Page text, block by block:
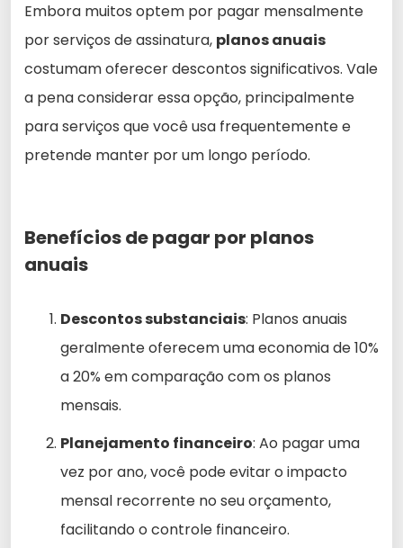
Embora muitos optem por pagar mensalmente
por serviços de assinatura, planos anuais
costumam oferecer descontos significativos. Vale
a pena considerar essa opção, principalmente
para serviços que você usa frequentemente e
pretende manter por um longo período.
Benefícios de pagar por planos
anuais
Descontos substanciais: Planos anuais
geralmente oferecem uma economia de 10%
a 20% em comparação com os planos
mensais.
Planejamento financeiro: Ao pagar uma
vez por ano, você pode evitar o impacto
mensal recorrente no seu orçamento,
facilitando o controle financeiro.